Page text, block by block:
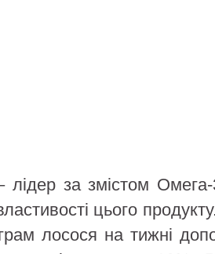
лідер за змістом
цього
лосося на тижні